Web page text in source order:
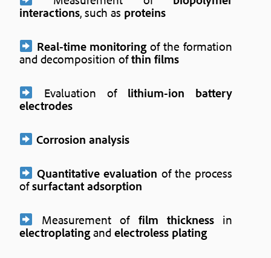
interactions, such as proteins
Real-time monitoring of the formation
and decomposition ofthin films
Evaluation of lithium-ion battery
electrodes
Corrosion analysis
Quantitative evaluation of the process
ofsurfactant adsorption
Measurement of film thicknessin
electroplating and electroless plating